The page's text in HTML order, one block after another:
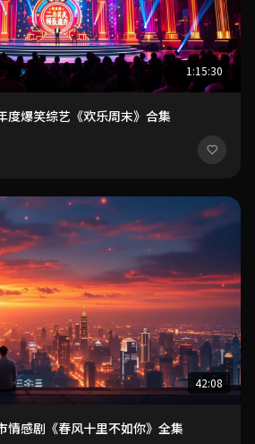
1:15:30
度爆笑综艺《欢乐周末》合集
42:08
情感剧《春风十里不如你》全集